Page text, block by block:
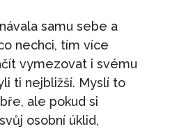
samu sebe a
nechci, tím více
vymezovat i svému
ti nejbližší. Myslí to
ale pokud si
osobní úklid,